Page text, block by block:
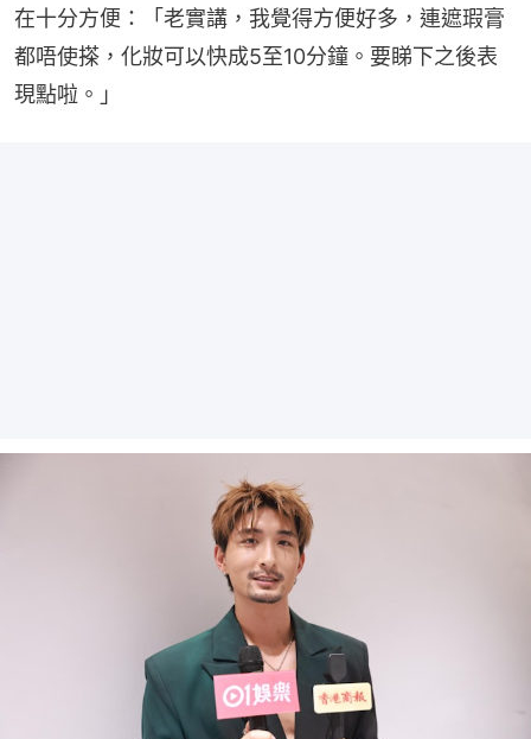
在十分方便：「老實講，我覺得方便好多，連遮瑕膏
都唔使搽，化妝可以快成5至10分鐘。要睇下之後表
現點啦。」